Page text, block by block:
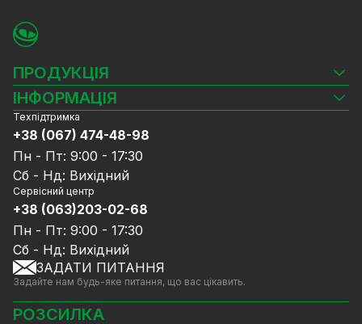
ПРОДУКЦІЯ
Камери відеоспостереження
Відеореєстратори
Комплекти відеоспостереження
СКУД
Джерела живлення
Мережеве обладнання
Ноутбуки та комп'ютери
Аксесуари
Акції
Знижені в ціні товари
GreenVision знижки
Мерч від GreenVision
ІНФОРМАЦІЯ
Блог
Доставка та оплата
Гарантія та Сервісне обслуговування
Політика конфіденційності
Договір публічної оферти
Співпраця
Послуги
Калькулятор розрахунку обсягу HDD
Техпідтримка
+38 (067) 474-48-98
Пн - Пт: 9:00 - 17:30
Сб - Нд: Вихідний
Сервісний центр
+38 (063)203-02-68
Пн - Пт: 9:00 - 17:30
Сб - Нд: Вихідний
ЗАДАТИ ПИТАННЯ
Задайте нам будь-яке питання, що вас цікавить.
РОЗСИЛКА